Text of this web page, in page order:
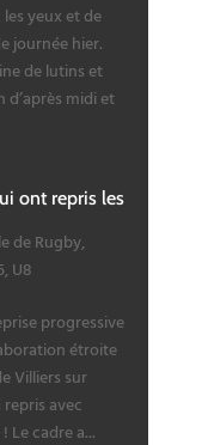
les yeux et de
journée hier.
de lutins et
d’après midi et
ont repris les
de Rugby,
,U8
progressive
étroite
Villiers sur
avec
Le cadre a...